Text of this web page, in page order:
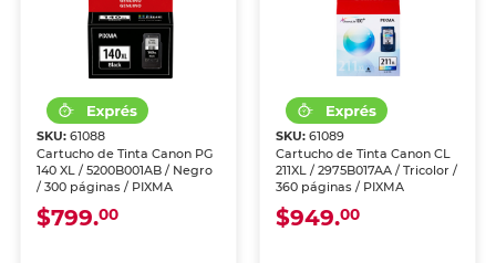
SKU:61088
Cartucho de Tinta Canon PG
140 XL / 5200B001AB / Negro
/ 300 páginas / PIXMA
$799.00
SKU: 61089
Cartucho de Tinta Canon CL
211XL / 2975B017AA / Tricolor /
360 páginas / PIXMA
$949.00